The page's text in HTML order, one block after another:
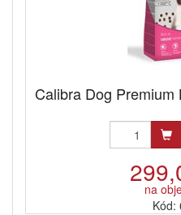
Calibra Dog
na
Kód: